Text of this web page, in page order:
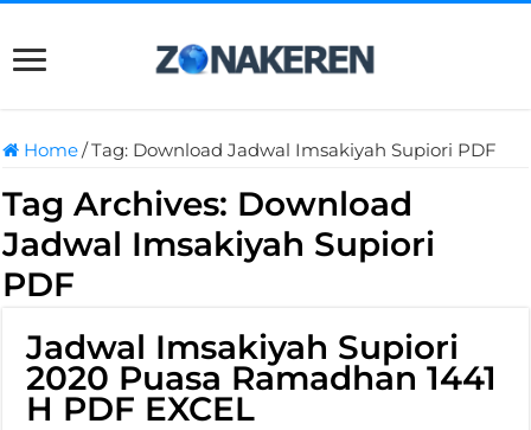
Home/Tag: Download Jadwal Imsakiyah Supiori PDF
Tag Archives: Download
Jadwal Imsakiyah Supiori
PDF
Jadwal Imsakiyah Supiori
2020 Puasa Ramadhan 1441
H PDF EXCEL